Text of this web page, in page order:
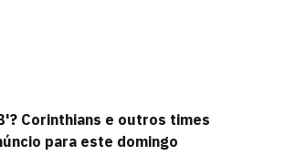
Corinthians e outros times
para este domingo